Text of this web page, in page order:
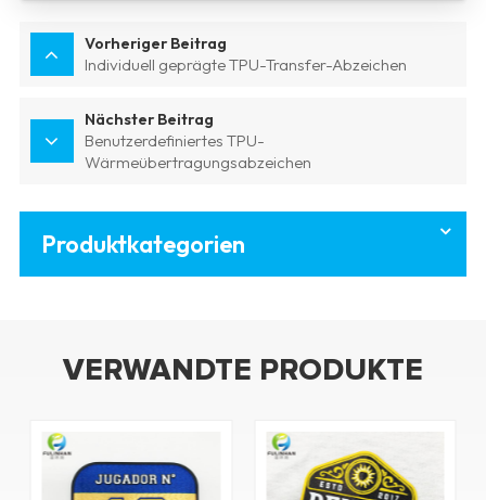
Vorheriger Beitrag
Individuell geprägte TPU-Transfer-Abzeichen
Nächster Beitrag
Benutzerdefiniertes TPU-
Wärmeübertragungsabzeichen
Produktkategorien
VERWANDTE PRODUKTE